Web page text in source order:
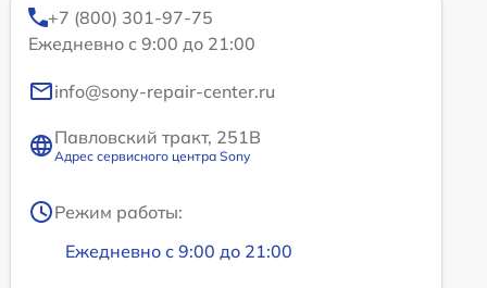
+7 (800) 301-97-75
Ежедневно с 9:00 до 21:00
info@sony-repair-center.ru
Павловский тракт, 251В
Адрес сервисного центра Sony
Режим работы:
Ежедневно с 9:00 до 21:00